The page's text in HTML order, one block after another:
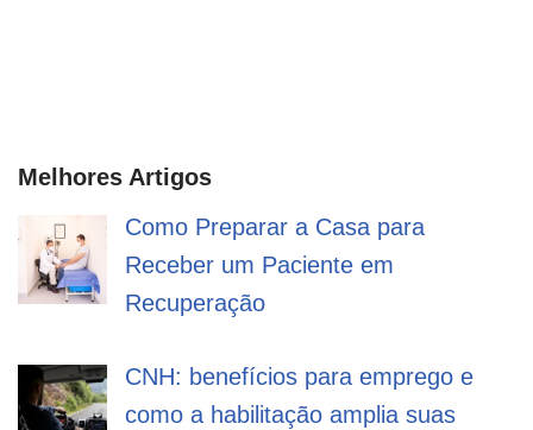
Melhores Artigos
Como Preparar a Casa para
Receber um Paciente em
Recuperação
CNH: benefícios para emprego e
como a habilitação amplia suas